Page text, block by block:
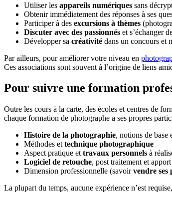
Utiliser les appareils numériques sans
Obtenir immédiatement des réponses à ses
Participer à des excursions à thèmes
Discuter avec des passionnés et s’échanger
Développer sa créativité dans un concours et
Par ailleurs, pour améliorer votre niveau en
Ces associations sont souvent à l’origine de liens
Pour suivre une formation
Outre les cours à la carte, des écoles et centres de
chaque formation de photographe a ses propres
Histoire de la photographie, notions de base
Méthodes et technique photographique
Aspect pratique et travaux personnels à
Logiciel de retouche, post traitement et
Dimension professionnelle (savoirvendre ses
La plupart du temps, aucune expérience n’est